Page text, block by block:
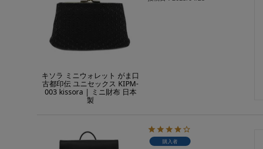
キソラ ミニウォレット がま口
古都印伝 ユニセックス KIPM-
003 kissora | ミニ財布 日本
製
購入者